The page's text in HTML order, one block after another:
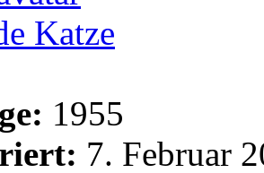
Katze
1955
7. Februar